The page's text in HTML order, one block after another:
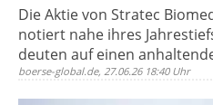
Die Aktie von Stratec
notiert nahe ihres
deuten auf einen
boerse-global.de, 27.06.26 18:40 Uhr